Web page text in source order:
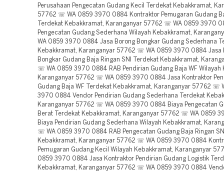
Perusahaan Pengecatan Gudang Kecil Terdekat Kebakkramat,
57762 ☏ WA 0859 3970 0884 Kontraktor Pemugaran Gudang
Terdekat Kebakkramat, Karanganyar 57762 ☏ WA 0859 3970
Pengecatan Gudang Sederhana Wilayah Kebakkramat,
WA 0859 3970 0884 Jasa Borong Bongkar Gudang Sederhana
Kebakkramat, Karanganyar 57762 ☏ WA 0859 3970 0884 Jasa
Bongkar Gudang Baja Ringan SNI Terdekat Kebakkramat,
☏ WA 0859 3970 0884 RAB Pendirian Gudang Baja WF Wilayah
Karanganyar 57762 ☏ WA 0859 3970 0884 Jasa Kontraktor
Gudang Baja WF Terdekat Kebakkramat, Karanganyar 57762 ☏
3970 0884 Vendor Pendirian Gudang Sederhana Terdekat
Karanganyar 57762 ☏ WA 0859 3970 0884 Biaya Pengecatan
Berat Terdekat Kebakkramat, Karanganyar 57762 ☏ WA 0859
Biaya Pendirian Gudang Sederhana Wilayah Kebakkramat,
☏ WA 0859 3970 0884 RAB Pengecatan Gudang Baja Ringan
Kebakkramat, Karanganyar 57762 ☏ WA 0859 3970 0884
Pemugaran Gudang Kecil Wilayah Kebakkramat, Karanganyar
0859 3970 0884 Jasa Kontraktor Pendirian Gudang Logistik
Kebakkramat, Karanganyar 57762 ☏ WA 0859 3970 0884